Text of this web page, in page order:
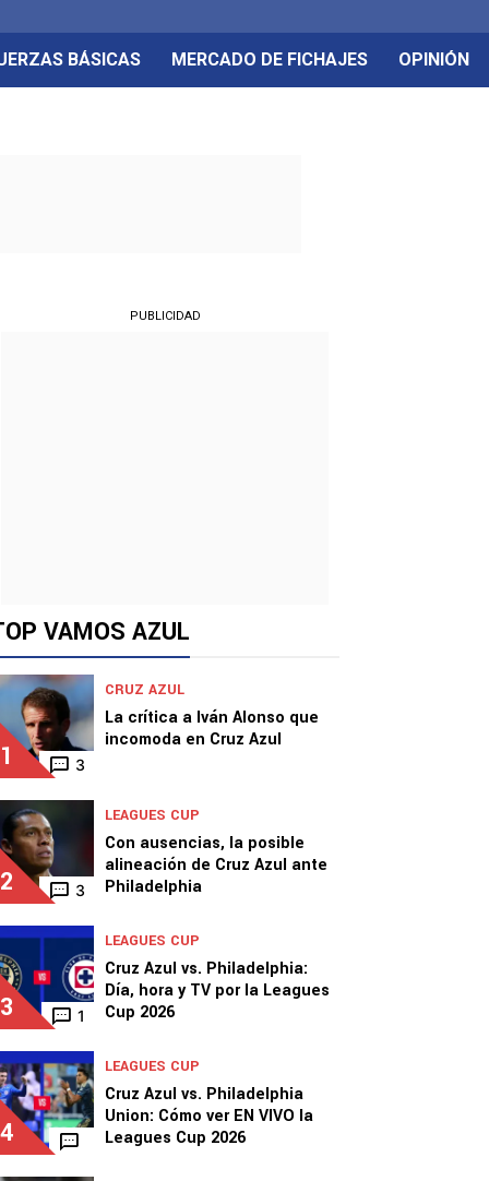
BÁSICAS MERCADO DE FICHAJES OPINIÓN
PUBLICIDAD
VAMOS AZUL
1 3
CRUZ AZUL
La crítica a Iván Alonso que
incomoda en Cruz Azul
2 3
LEAGUES CUP
Con ausencias, la posible
alineación de Cruz Azul ante
Philadelphia
3 1
LEAGUES CUP
Cruz Azul vs. Philadelphia:
Día, hora y TV por la Leagues
Cup 2026
4
LEAGUES CUP
Cruz Azul vs. Philadelphia
Union: Cómo ver EN VIVO la
Leagues Cup 2026